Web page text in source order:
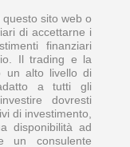
sito web o
di accettarne i
finanziari
Il trading e la
un alto livello di
a tutti gli
dovresti
di investimento,
disponibilità ad
un consulente